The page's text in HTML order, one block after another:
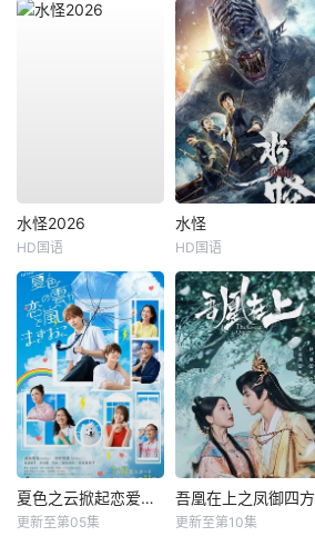
水怪2026
HD国语
水怪
HD国语
夏色之云掀起恋爱与风暴
更新至第05集
吾凰在上之凤御四方
更新至第10集